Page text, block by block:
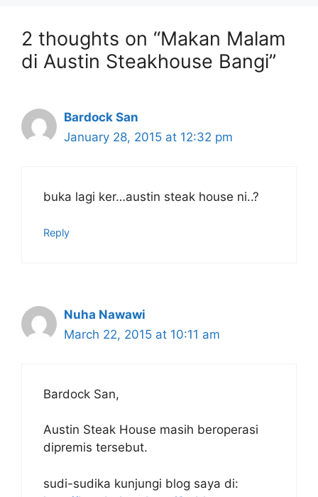
2 thoughts on “Makan Malam
di Austin Steakhouse Bangi”
Bardock San
January 28, 2015 at 12:32 pm
buka lagi ker…austin steak house ni..?
Reply
Nuha Nawawi
March 22, 2015 at 10:11 am
Bardock San,
Austin Steak House masih beroperasi
dipremis tersebut.
sudi-sudika kunjungi blog saya di: